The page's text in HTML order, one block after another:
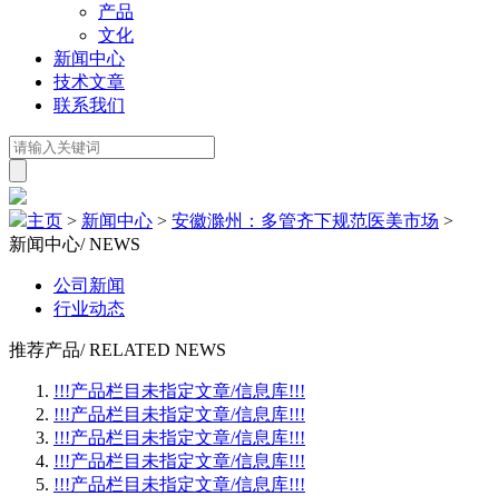
产品
文化
新闻中心
技术文章
联系我们
主页 > 新闻中心 > 安徽滁州：多管齐下规范医美市场 >
新闻中心/ NEWS
公司新闻
行业动态
推荐产品/ RELATED NEWS
!!!产品栏目未指定文章/信息库!!!
!!!产品栏目未指定文章/信息库!!!
!!!产品栏目未指定文章/信息库!!!
!!!产品栏目未指定文章/信息库!!!
!!!产品栏目未指定文章/信息库!!!